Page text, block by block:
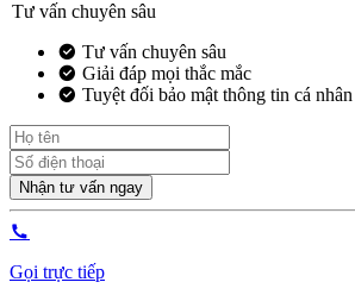
Tư vấn chuyên sâu
Tư vấn chuyên sâu
Giải đáp mọi thắc mắc
Tuyệt đối bảo mật thông tin cá nhân
Nhận tư vấn ngay
Gọi trực tiếp